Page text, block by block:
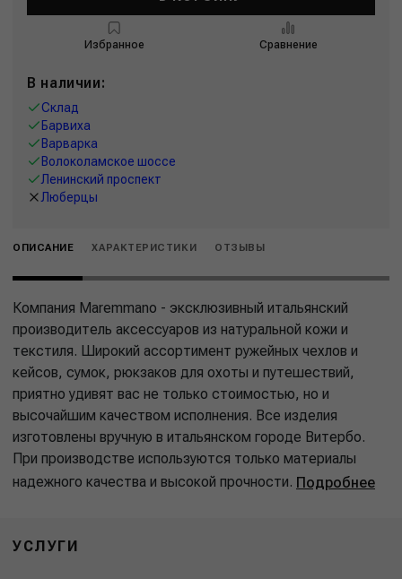
Избранное Сравнение
В наличии:
Склад
Барвиха
Варварка
Волоколамское шоссе
Ленинский проспект
Люберцы
ОПИСАНИЕ ХАРАКТЕРИСТИКИ ОТЗЫВЫ
Компания Maremmano - эксклюзивный итальянский
производитель аксессуаров из натуральной кожи и
текстиля. Широкий ассортимент ружейных чехлов и
кейсов, сумок, рюкзаков для охоты и путешествий,
приятно удивят вас не только стоимостью, но и
высочайшим качеством исполнения. Все изделия
изготовлены вручную в итальянском городе Витербо.
При производстве используются только материалы
надежного качества и высокой прочности. Подробнее
УСЛУГИ